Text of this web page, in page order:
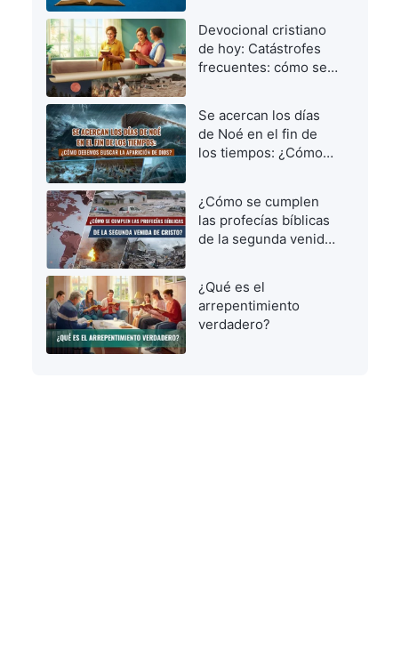
Devocional cristiano
de hoy: Catástrofes
frecuentes: cómo ser
al Señor
Se acercan los días
de Noé en el fin de
los tiempos: ¿Cómo
¿Cómo se cumplen
las profecías bíblicas
de la segunda venida
¿Qué es el
arrepentimiento
verdadero?